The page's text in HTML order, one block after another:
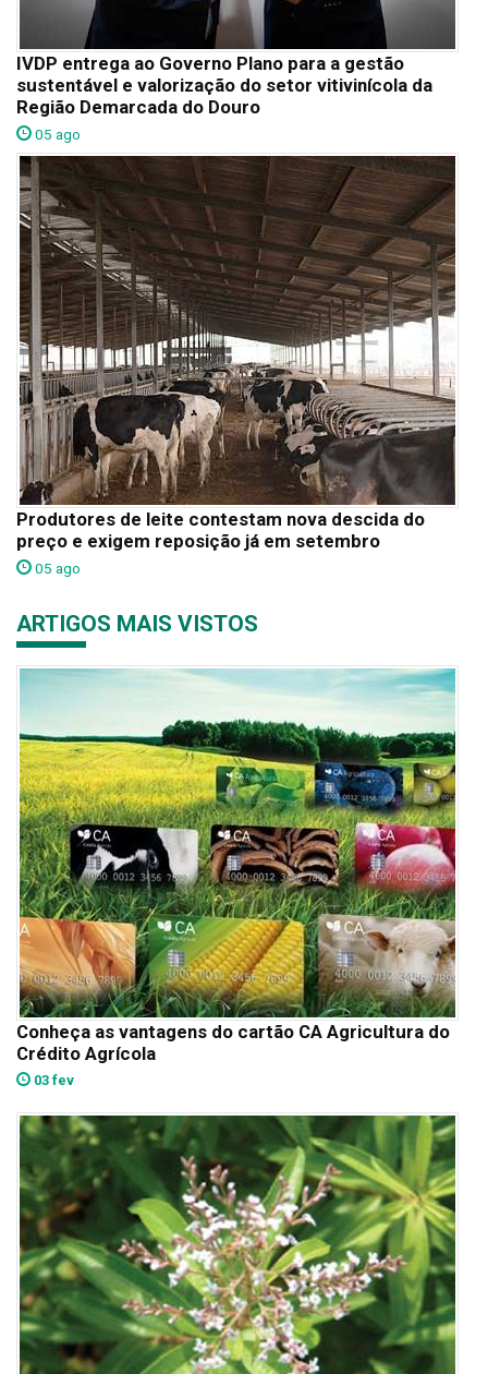
IVDP entrega ao Governo Plano para a gestão
sustentável e valorização do setor vitivinícola da
Região Demarcada do Douro
05 ago
Produtores de leite contestam nova descida do
preço e exigem reposição já em setembro
05 ago
ARTIGOS MAIS VISTOS
Conheça as vantagens do cartão CA Agricultura do
Crédito Agrícola
03 fev